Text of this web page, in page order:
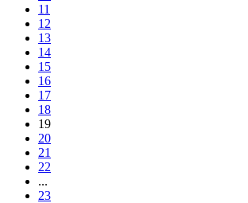
11
12
13
14
15
16
17
18
19
20
21
22
...
23